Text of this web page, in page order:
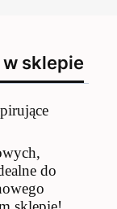
sklepie
do